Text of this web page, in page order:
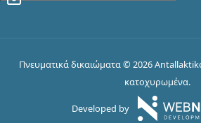
Πνευματικά δικαιώματα © 2026
κατοχυρωμένα.
Developed by